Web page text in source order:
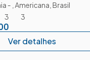
Americana Brasil
3 3